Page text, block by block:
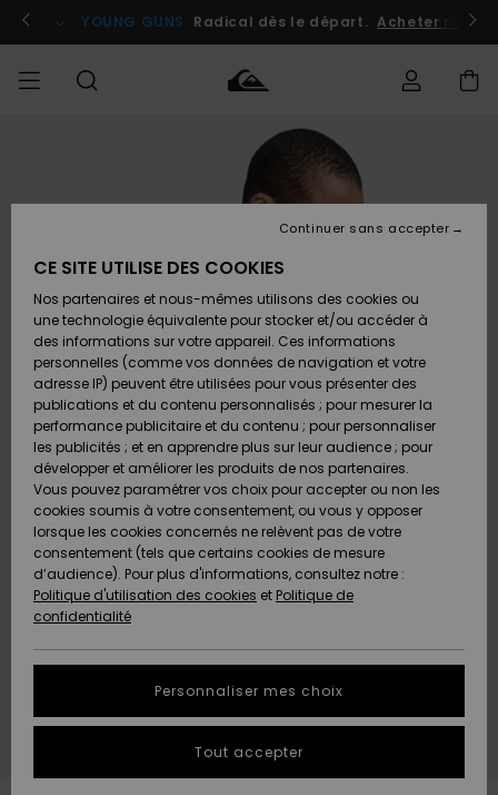
l'information
le
Se connecter / s'inscrire
YOUNG GUNS Radical dès le départ. Acheter
Vêtements
Chaussures
& Tongs
Surf
Snow
Nouveautés
A
Découvrir
Vêtements
Chaussures
& Tongs
Surf
Snow
Nouveautés
A
Découvrir
FEMME
A
Découvrir
Snow
SURF
Surf
Shop
Enfant
Highlights
Communauté
SNOW
Snow
Shop
Enfant
Snow
Shop
Femme
A
Découvrir
Communauté
OUTLET
Enfant
Outlet
Femme
AIDE &
CONTACT
commande
Retours
Paiement
Carte
Cadeau
Quiksilver
Freedom
Protection
des
tailles
MAGASINS
QUIKSILVER
CE SITE UTILISE DES COOKIES
Nos partenaires et nous-mêmes utilisons des cookies ou
une technologie équivalente pour stocker et/ou accéder à
des informations sur votre appareil. Ces informations
personnelles (comme vos données de navigation et votre
adresse IP) peuvent être utilisées pour vous présenter des
publications et du contenu personnalisés ; pour mesurer la
performance publicitaire et du contenu ; pour personnaliser
les publicités ; et en apprendre plus sur leur audience ; pour
développer et améliorer les produits de nos partenaires.
Vous pouvez paramétrer vos choix pour accepter ou non les
cookies soumis à votre consentement, ou vous y opposer
lorsque les cookies concernés ne relèvent pas de votre
consentement (tels que certains cookies de mesure
d’audience). Pour plus d'informations, consultez notre :
Politique d'utilisation des cookies et Politique de
confidentialité
Personnaliser mes choix
Continuer sans accepter
Tout accepter